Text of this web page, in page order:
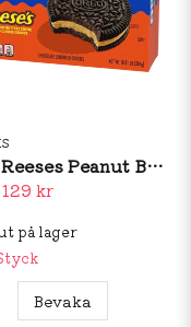
Oreo Reeses Peanut Buttery Creme Chocolate Sandwich Cookies 306g
129 kr
på lager
Bevaka